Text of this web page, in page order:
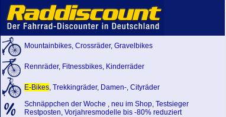
Mountainbikes, Crossräder, Gravelbikes
Rennräder, Fitnessbikes, Kinderräder
E-Bikes, Trekkingräder, Damen-, Cityräder
Schnäppchen der Woche , neu im Shop, Testsieger
Restposten, Vorjahresmodelle bis -80% reduziert